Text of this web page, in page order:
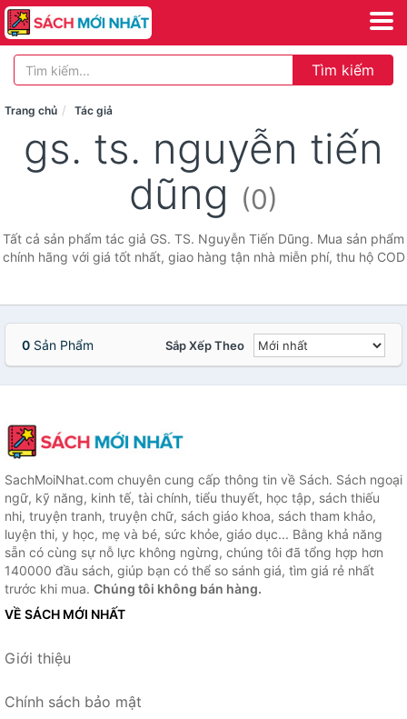
Tìm kiếm
Trang chủ Tác giả
gs. ts. nguyễn tiến
dũng (0)
Tất cả sản phẩm tác giả GS. TS. Nguyễn Tiến Dũng. Mua sản phẩm
chính hãng với giá tốt nhất, giao hàng tận nhà miễn phí, thu hộ COD
0 Sản Phẩm Sắp Xếp Theo
SachMoiNhat.com chuyên cung cấp thông tin về Sách. Sách ngoại
ngữ, kỹ năng, kinh tế, tài chính, tiểu thuyết, học tập, sách thiếu
nhi, truyện tranh, truyện chữ, sách giáo khoa, sách tham khảo,
luyện thi, y học, mẹ và bé, sức khỏe, giáo dục... Bằng khả năng
sẵn có cùng sự nỗ lực không ngừng, chúng tôi đã tổng hợp hơn
140000 đầu sách, giúp bạn có thể so sánh giá, tìm giá rẻ nhất
trước khi mua. Chúng tôi không bán hàng.
VỀ SÁCH MỚI NHẤT
Giới thiệu
Chính sách bảo mật